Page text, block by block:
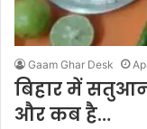
Gaam Ghar Desk
बिहार में
और कब है…